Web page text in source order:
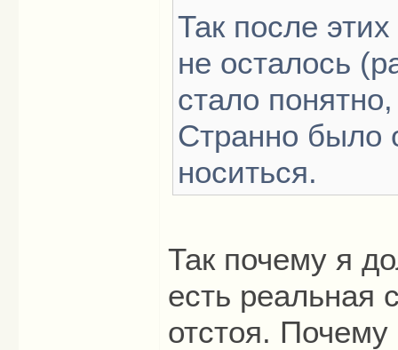
Так после
не осталось
стало
Странно было
носиться.
Так почему я
есть реальная
отстоя.